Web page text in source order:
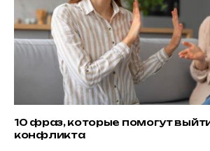
10 фраз, которые помогут
конфликта